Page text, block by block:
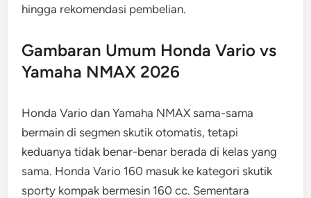
hingga rekomendasi pembelian.
Gambaran Umum Honda Vario vs
Yamaha NMAX 2026
Honda Vario dan Yamaha NMAX sama-sama
bermain di segmen skutik otomatis, tetapi
keduanya tidak benar-benar berada di kelas yang
sama. Honda Vario 160 masuk ke kategori skutik
sporty kompak bermesin 160 cc. Sementara